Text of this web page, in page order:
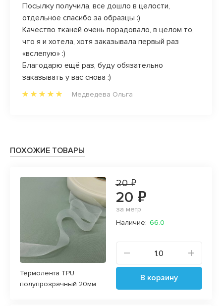
Посылку получила, все дошло в целости,
отдельное спасибо за образцы :)
Качество тканей очень порадовало, в целом то,
что я и хотела, хотя заказывала первый раз
«вслепую» :)
Благодарю ещё раз, буду обязательно
заказывать у вас снова :)
Медведева Ольга
ПОХОЖИЕ ТОВАРЫ
Термолента TPU
полупрозрачный 20мм
20 ₽
20 ₽
за метр
Наличие: 66.0
В корзину